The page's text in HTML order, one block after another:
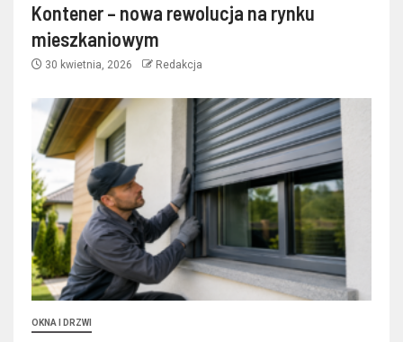
Kontener – nowa rewolucja na rynku
mieszkaniowym
30 kwietnia, 2026 Redakcja
OKNA I DRZWI